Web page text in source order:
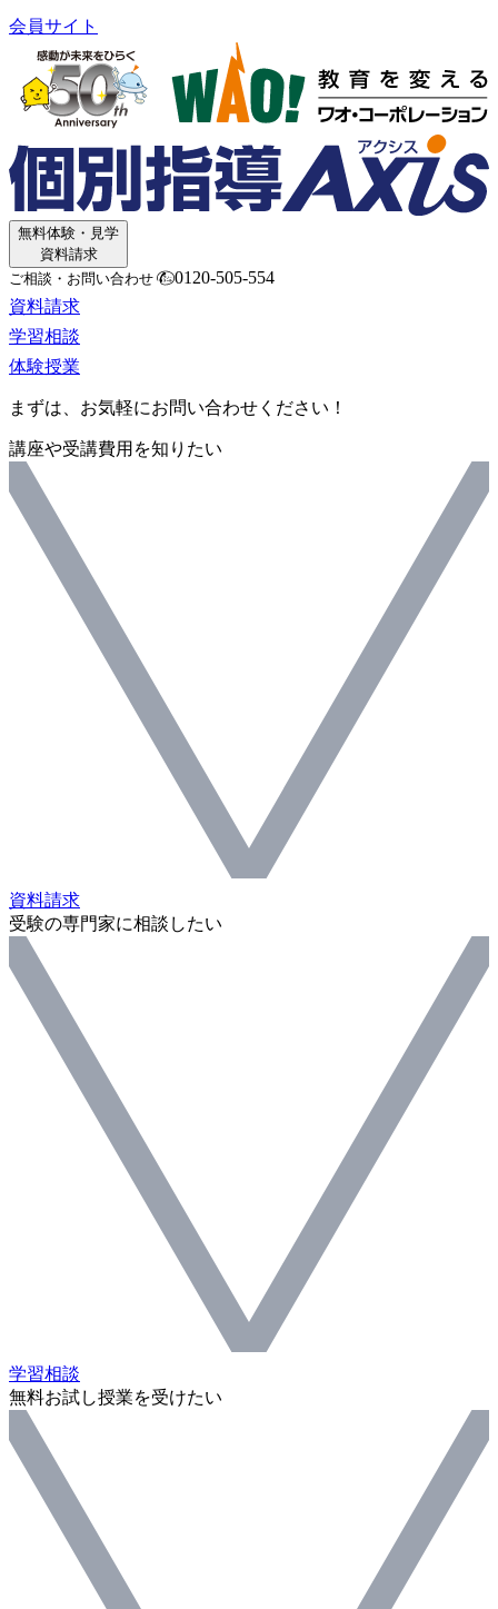
会員サイト
無料体験・見学
資料請求
ご相談・お問い合わせ
0120-505-554
資料請求
学習相談
体験授業
まずは、お気軽にお問い合わせください！
講座や受講費用を知りたい
資料請求
受験の専門家に相談したい
学習相談
無料お試し授業を受けたい